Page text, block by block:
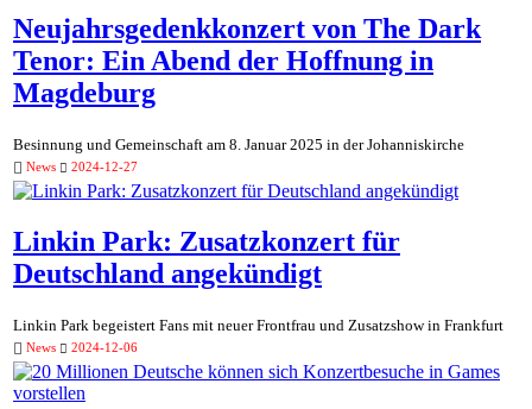
Neujahrsgedenkkonzert von The Dark
Tenor: Ein Abend der Hoffnung in
Magdeburg
Besinnung und Gemeinschaft am 8. Januar 2025 in der Johanniskirche
News 2024-12-27
Linkin Park: Zusatzkonzert für
Deutschland angekündigt
Linkin Park begeistert Fans mit neuer Frontfrau und Zusatzshow in Frankfurt
News 2024-12-06